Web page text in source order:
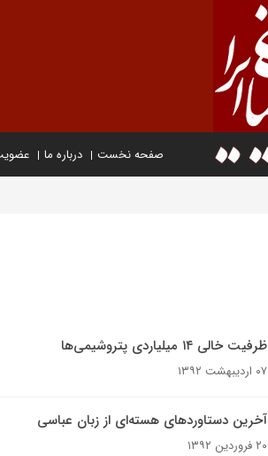
صفحه نخست درباره ما
ظرفیت خالی ۱۴ میلیاردی پتروشیمی‌ها
۰۷ اردیبهشت ۱۳۹۲
آخرین دستاوردهای هسته‌ای از زبان عباسی
۲۰ فروردین ۱۳۹۲